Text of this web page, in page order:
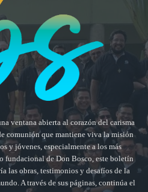
ventana abierta al corazón del carisma
comunión que mantiene viva la misión
y jóvenes, especialmente a los más
fundacional de Don Bosco, este boletín
las obras, testimonios y desafíos de la
A través de sus páginas, continúa el